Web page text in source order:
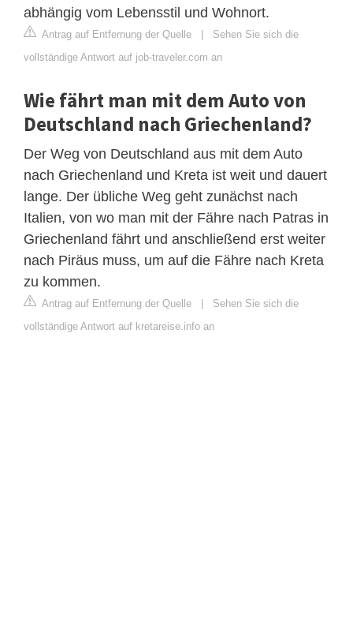
abhängig vom Lebensstil und Wohnort.
Antrag auf Entfernung der Quelle | Sehen Sie sich die
vollständige Antwort auf job-traveler.com an
Wie fährt man mit dem Auto von
Deutschland nach Griechenland?
Der Weg von Deutschland aus mit dem Auto
nach Griechenland und Kreta ist weit und dauert
lange. Der übliche Weg geht zunächst nach
Italien, von wo man mit der Fähre nach Patras in
Griechenland fährt und anschließend erst weiter
nach Piräus muss, um auf die Fähre nach Kreta
zu kommen.
Antrag auf Entfernung der Quelle | Sehen Sie sich die
vollständige Antwort auf kretareise.info an